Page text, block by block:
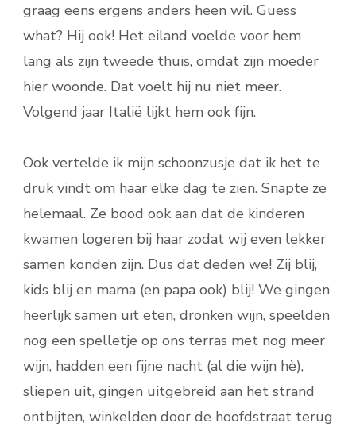
graag eens ergens anders heen wil. Guess
what? Hij ook! Het eiland voelde voor hem
lang als zijn tweede thuis, omdat zijn moeder
hier woonde. Dat voelt hij nu niet meer.
Volgend jaar Italië lijkt hem ook fijn.
Ook vertelde ik mijn schoonzusje dat ik het te
druk vindt om haar elke dag te zien. Snapte ze
helemaal. Ze bood ook aan dat de kinderen
kwamen logeren bij haar zodat wij even lekker
samen konden zijn. Dus dat deden we! Zij blij,
kids blij en mama (en papa ook) blij! We gingen
heerlijk samen uit eten, dronken wijn, speelden
nog een spelletje op ons terras met nog meer
wijn, hadden een fijne nacht (al die wijn hè),
sliepen uit, gingen uitgebreid aan het strand
ontbijten, winkelden door de hoofdstraat terug